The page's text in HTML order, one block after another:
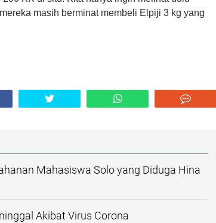
masih berminat membeli Elpiji 3 kg yang
Mahasiswa Solo yang Diduga Hina
Akibat Virus Corona